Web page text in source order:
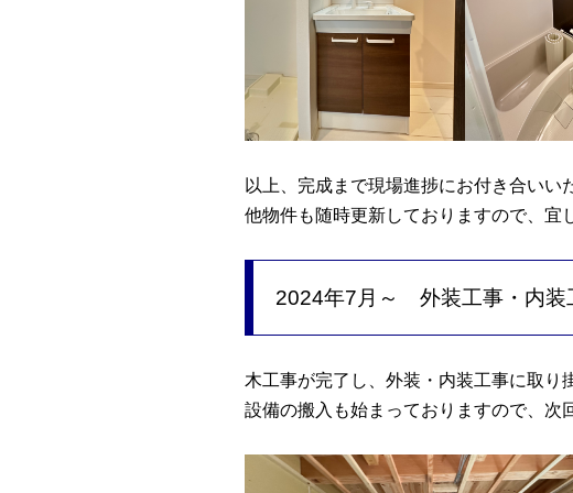
以上、完成まで現場進捗にお付き合いい
他物件も随時更新しておりますので、宜
2024年7月～ 外装工事・内装
木工事が完了し、外装・内装工事に取り
設備の搬入も始まっておりますので、次